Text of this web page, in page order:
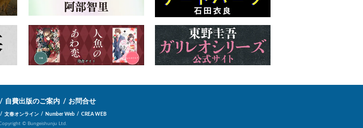
自費出版のご案内 お問合せ
文春オンライン Number Web
CREA WEB
© Bungeishunju Ltd.